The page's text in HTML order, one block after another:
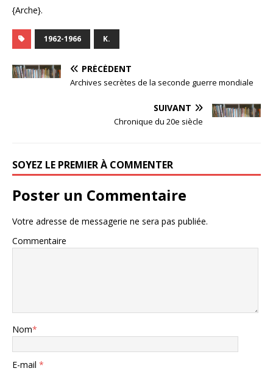
{Arche}.
1962-1966 K.
PRÉCÉDENT
Archives secrètes de la seconde guerre mondiale
SUIVANT
Chronique du 20e siècle
SOYEZ LE PREMIER À COMMENTER
Poster un Commentaire
Votre adresse de messagerie ne sera pas publiée.
Commentaire
Nom*
E-mail *